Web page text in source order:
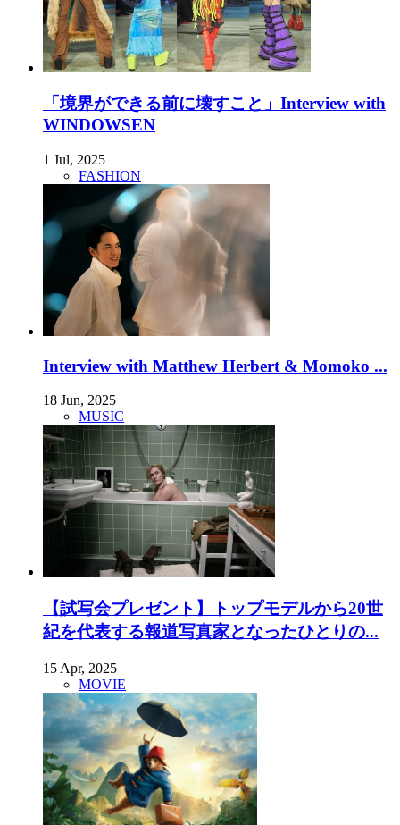
「境界ができる前に壊すこと」Interview with
WINDOWSEN
1 Jul, 2025
FASHION
Interview with Matthew Herbert & Momoko ...
18 Jun, 2025
MUSIC
【試写会プレゼント】トップモデルから20世
紀を代表する報道写真家となったひとりの...
15 Apr, 2025
MOVIE